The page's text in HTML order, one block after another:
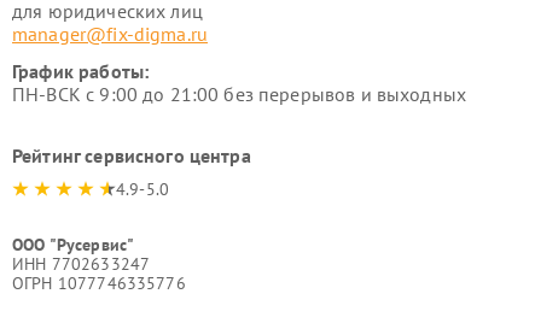
для юридических лиц
manager@fix-digma.ru
График работы:
ПН-ВСК с 9:00 до 21:00 без перерывов и выходных
Рейтинг сервисного центра
4.9-5.0
ООО "Русервис"
ИНН 7702633247
ОГРН 1077746335776